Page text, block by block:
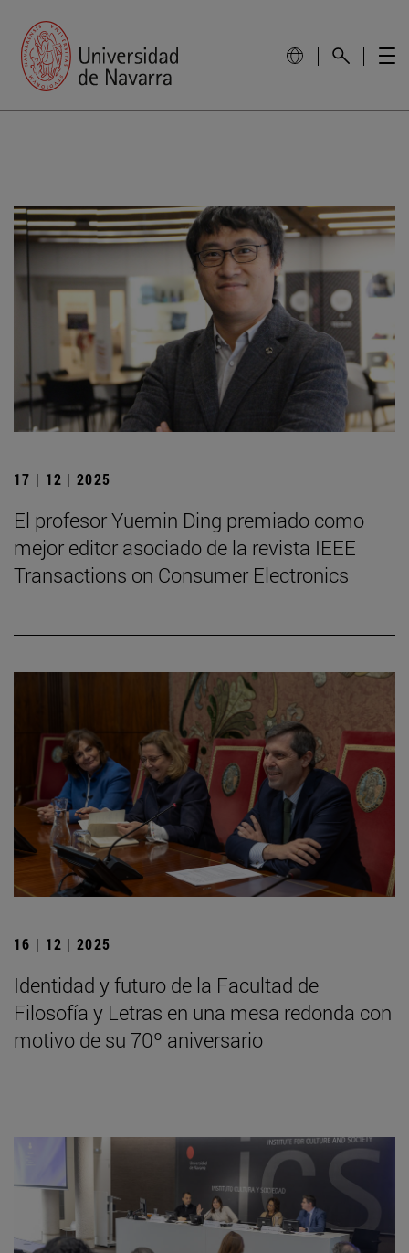
17 | 12 | 2025
El profesor Yuemin Ding premiado como
mejor editor asociado de la revista IEEE
Transactions on Consumer Electronics
16 | 12 | 2025
Identidad y futuro de la Facultad de
Filosofía y Letras en una mesa redonda con
motivo de su 70º aniversario